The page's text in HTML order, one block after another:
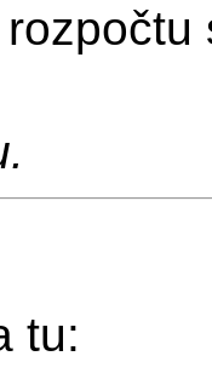
tu: